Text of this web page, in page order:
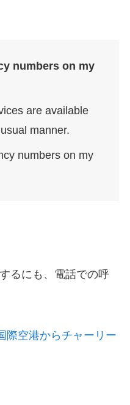
numbers on my
are available
manner.
numbers on my
るにも、電話での呼
際空港からチャーリー